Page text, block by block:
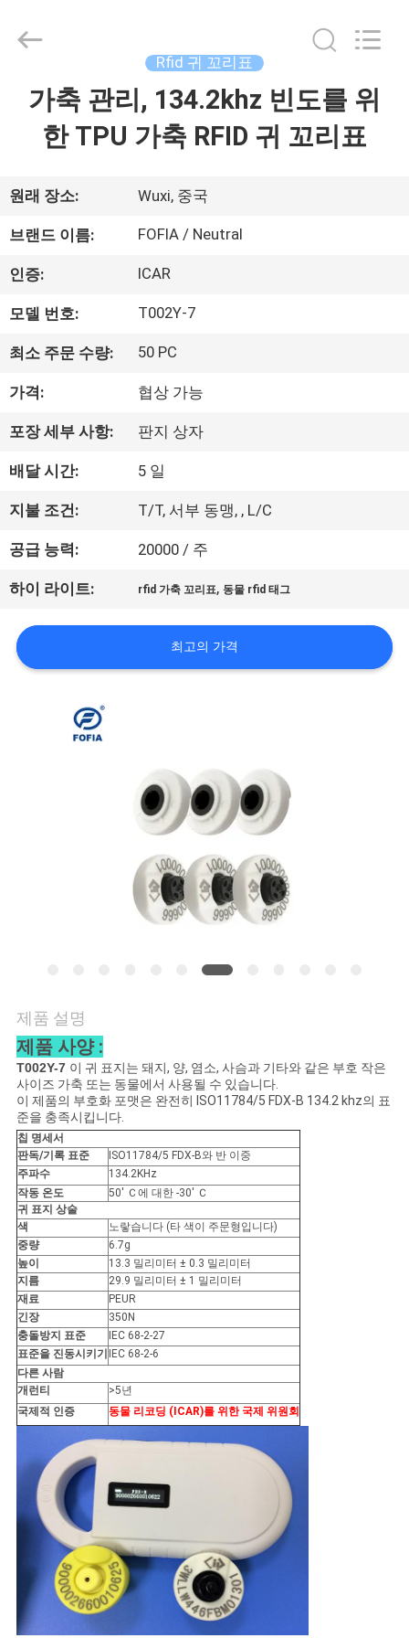
품
동
영
우
리
에
대
하
여
공
락
주
세
요
뉴
스
인
용
문
을
요
구
하
요
2017
Technology
Rfid 귀 꼬리표
가축 관리, 134.2khz 빈도를 위
한 TPU 가축 RFID 귀 꼬리표
원래 장소: Wuxi, 중국
브랜드 이름: FOFIA / Neutral
인증: ICAR
모델 번호: T002Y-7
최소 주문 수량: 50 PC
가격: 협상 가능
포장 세부 사항: 판지 상자
배달 시간: 5 일
지불 조건: T/T, 서부 동맹, , L/C
공급 능력: 20000 / 주
하이 라이트: rfid 가축 꼬리표, 동물 rfid 태그
최고의 가격
제품 설명
제품 사양 :
T002Y-7 이 귀 표지는 돼지, 양, 염소, 사슴과 기타와 같은 부호 작은
사이즈 가축 또는 동물에서 사용될 수 있습니다.
이 제품의 부호화 포맷은 완전히 ISO11784/5 FDX-B 134.2 khz의 표
준을 충족시킵니다.
칩 명세서
판독/기록 표준
ISO11784/5 FDX-B와 반 이중
주파수
134.2KHz
작동 온도
50' Ｃ에 대한 -30' Ｃ
귀 표지 상술
색
노랗습니다 (타 색이 주문형입니다)
중량
6.7g
높이
13.3 밀리미터 ± 0.3 밀리미터
지름
29.9 밀리미터 ± 1 밀리미터
재료
PEUR
긴장
350N
충돌방지 표준
IEC 68-2-27
표준을 진동시키기
IEC 68-2-6
다른 사람
개런티
>5년
국제적 인증
동물 리코딩 (ICAR)를 위한 국제 위원회